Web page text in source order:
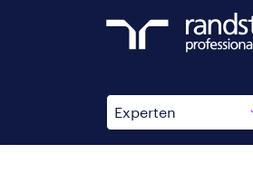
Experten
Suche